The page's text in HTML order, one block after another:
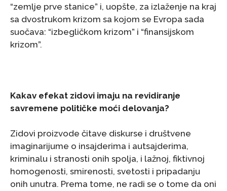
“zemlje prve stanice” i, uopšte, za izlaženje na kraj
sa dvostrukom krizom sa kojom se Evropa sada
suočava: “izbegličkom krizom” i “finansijskom
krizom”.
Kakav efekat zidovi imaju na revidiranje
savremene političke moći delovanja?
Zidovi proizvode čitave diskurse i društvene
imaginarijume o insajderima i autsajderima,
kriminalu i stranosti onih spolja, i lažnoj, fiktivnoj
homogenosti, smirenosti, svetosti i pripadanju
onih unutra. Prema tome, ne radi se o tome da oni